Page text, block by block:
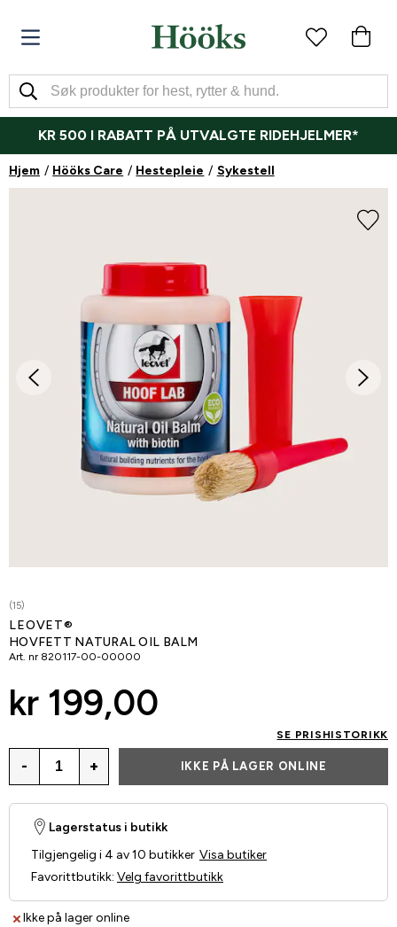
KR 500 I RABATT PÅ UTVALGTE RIDEHJELMER*
Hjem Hööks Care Hestepleie Sykestell
(15)
LEOVET®
HOVFETT NATURAL OIL BALM
Art. nr 820117-00-00000
kr 199,00
SE PRISHISTORIKK
- + IKKE PÅ LAGER ONLINE
Ikke på lager online
Lagerstatus i butikk
Tilgjengelig i 4 av 10 butikker Visa butiker
Favorittbutikk: Velg favorittbutikk